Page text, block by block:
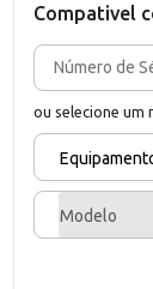
Compativel
ou selecione um
Modelo